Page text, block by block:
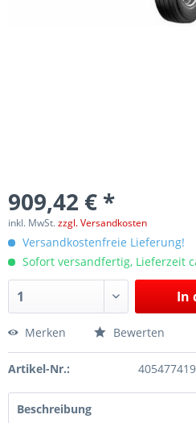
909,42 € *
inkl. MwSt.zzgl. Versandkosten
Versandkostenfreie Lieferung!
Sofort versandfertig, Lieferzeit
In
Merken Bewerten
Artikel-Nr.:
Beschreibung